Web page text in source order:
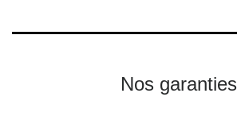
Nos garanties